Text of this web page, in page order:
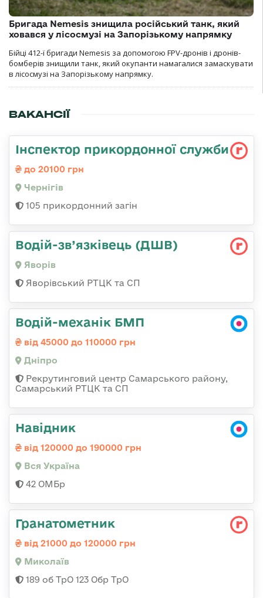
Бригада Nemesis знищила російський танк, який
ховався у лісосмузі на Запорізькому напрямку
Бійці 412-ї бригади Nemesis за допомогою FPV-дронів і дронів-
бомберів знищили танк, який окупанти намагалися замаскувати
в лісосмузі на Запорізькому напрямку.
ВАКАНСІЇ
Інспектор прикордонної служби
до 20100 грн
Чернігів
105 прикордонний загін
Водій-зв’язківець (ДШВ)
Яворів
Яворівський РТЦК та СП
Водій-механік БМП
від 45000 до 110000 грн
Дніпро
Рекрутинговий центр Самарського району,
Самарський РТЦК та СП
Навідник
від 120000 до 190000 грн
Вся Україна
42 ОМБр
Гранатометник
від 21000 до 120000 грн
Миколаїв
189 об ТрО 123 Обр ТрО